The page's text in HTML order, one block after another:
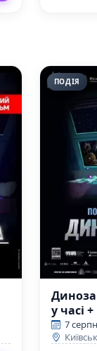
ПОДІЯ
у часі
7